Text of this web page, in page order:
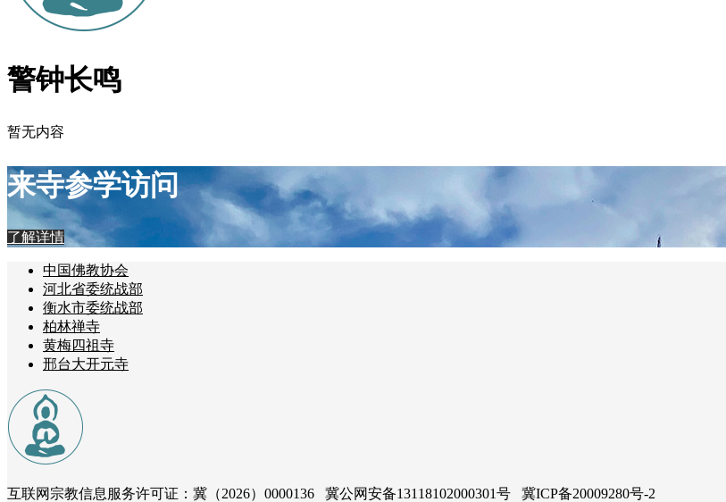
警钟长鸣
暂无内容
来寺参学访问
了解详情
中国佛教协会
河北省委统战部
衡水市委统战部
柏林禅寺
黄梅四祖寺
邢台大开元寺
互联网宗教信息服务许可证：冀（2026）0000136 冀公网安备13118102000301号 冀ICP备20009280号-2